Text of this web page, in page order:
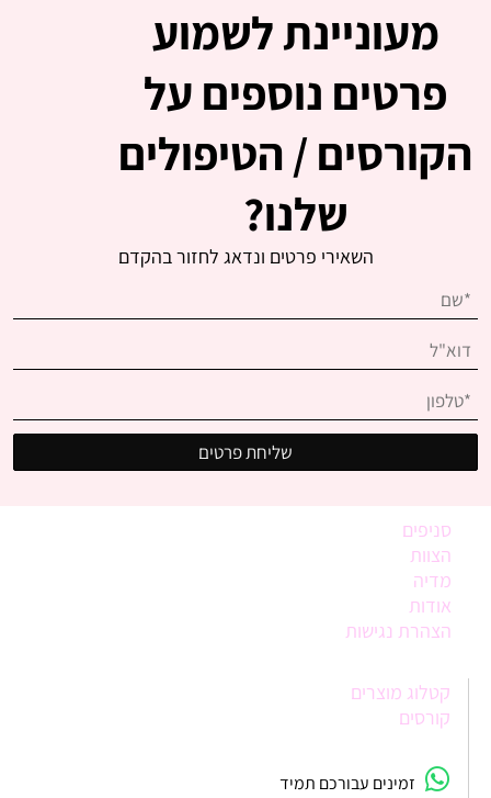
מעוניינת לשמוע
פרטים נוספים על
הקורסים / הטיפולים
שלנו?
השאירי פרטים ונדאג לחזור בהקדם
סניפים
הצוות
מדיה
אודות
הצהרת נגישות
קטלוג מוצרים
קורסים
זמינים עבורכם תמיד